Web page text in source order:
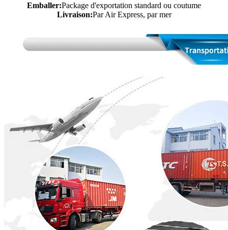
Emballer:Package d'exportation standard ou coutume
Livraison:Par Air Express, par mer